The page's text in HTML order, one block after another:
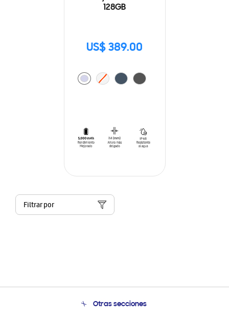
128GB
US$ 389.00
Filtrar por
Otras secciones